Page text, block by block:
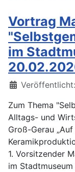
Vortrag
im
Details
Zum Thema
Alltags- und
Groß-Gerau
1. Vorsitzender
im